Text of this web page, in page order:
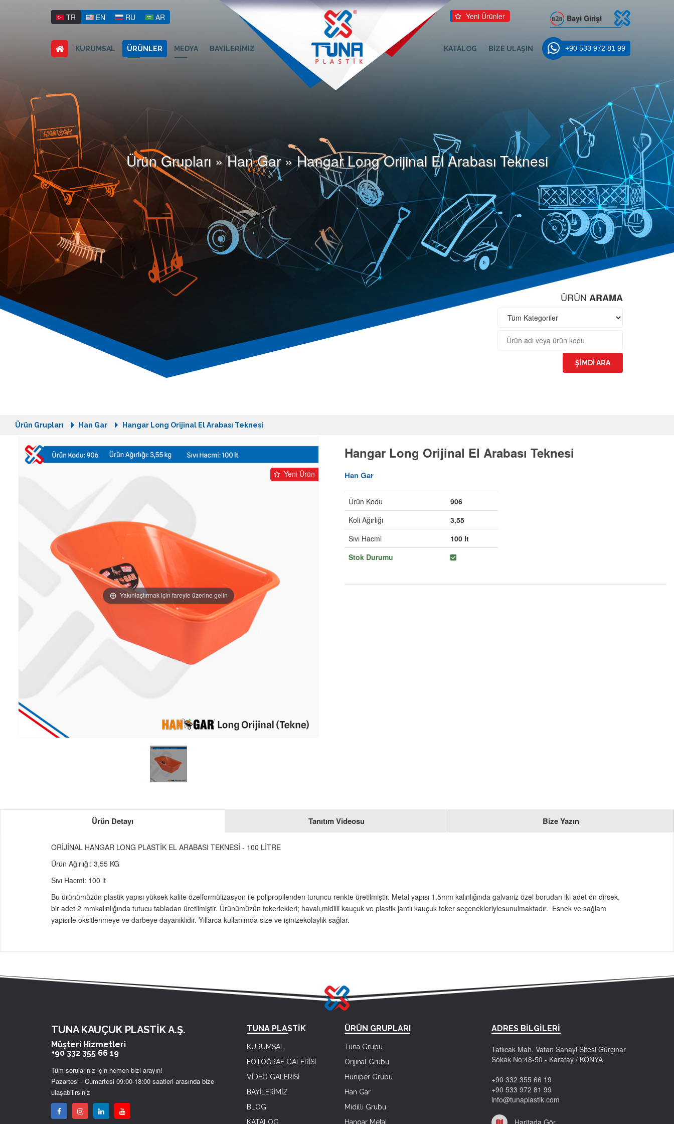
TR EN RU AR
KURUMSAL ÜRÜNLER MEDYA BAYİLERİMİZ
Bayi Girişi
Yeni Ürünler
+90 533 972 81 99
KATALOG BİZE ULAŞIN
Ürün Grupları » Han Gar » Hangar Long Orijinal El Arabası Teknesi
ÜRÜN ARAMA
Ürün Grupları Han Gar Hangar Long Orijinal El Arabası Teknesi
Yakınlaştırmak için fareyle üzerine gelin
Yeni Ürün
Hangar Long Orijinal El Arabası Teknesi
Han Gar
Ürün Kodu
906
Koli Ağırlığı
3,55
Sıvı Hacmi
100 lt
Stok Durumu
Ürün Detayı Tanıtım Videosu Bize Yazın
ORİJİNAL HANGAR LONG PLASTİK EL ARABASI TEKNESİ - 100 LİTRE
Ürün Ağırlığı: 3,55 KG
Sıvı Hacmi: 100 lt
Bu ürünümüzün plastik yapısı yüksek kalite özelformülizasyon ile polipropilenden turuncu renkte üretilmiştir. Metal yapısı 1.5mm kalınlığında galvaniz özel borudan iki adet ön dirsek,
bir adet 2 mmkalınlığında tutucu tabladan üretilmiştir. Ürünümüzün tekerlekleri; havalı,midilli kauçuk ve plastik jantlı kauçuk teker seçenekleriylesunulmaktadır. Esnek ve sağlam
yapısıile oksitlenmeye ve darbeye dayanıklıdır. Yıllarca kullanımda size ve işinizekolaylık sağlar.
TUNA KAUÇUK PLASTİK A.Ş.
Müşteri Hizmetleri
+90 332 355 66 19
Tüm sorularınız için hemen bizi arayın!
Pazartesi - Cumartesi 09:00-18:00 saatleri arasında bize
ulaşabilirsiniz
TUNA PLASTİK
KURUMSAL
FOTOĞRAF GALERİSİ
VİDEO GALERİSİ
BAYİLERİMİZ
BLOG
KATALOG
ÜRÜN GRUPLARI
Tuna Grubu
Orijinal Grubu
Huniper Grubu
Han Gar
Midilli Grubu
Hangar Metal
ADRES BİLGİLERİ
Tatlıcak Mah. Vatan Sanayi Sitesi Gürçınar
Sokak No:48-50 - Karatay / KONYA
+90 332 355 66 19
+90 533 972 81 99
info@tunaplastik.com